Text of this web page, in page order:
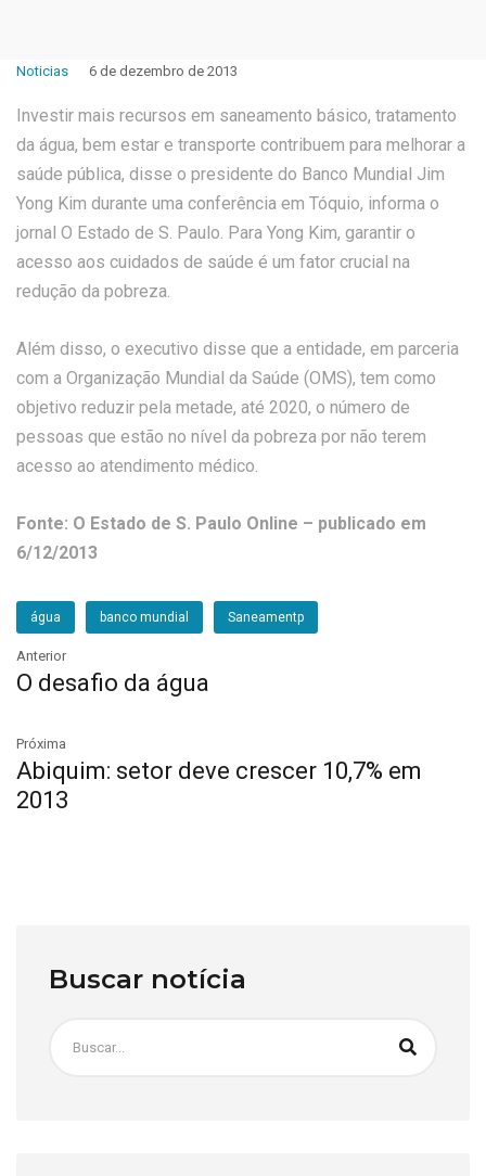
Noticias 6 de dezembro de 2013
Investir mais recursos em saneamento básico, tratamento
da água, bem estar e transporte contribuem para melhorar a
saúde pública, disse o presidente do Banco Mundial Jim
Yong Kim durante uma conferência em Tóquio, informa o
jornal O Estado de S. Paulo. Para Yong Kim, garantir o
acesso aos cuidados de saúde é um fator crucial na
redução da pobreza.
Além disso, o executivo disse que a entidade, em parceria
com a Organização Mundial da Saúde (OMS), tem como
objetivo reduzir pela metade, até 2020, o número de
pessoas que estão no nível da pobreza por não terem
acesso ao atendimento médico.
Fonte: O Estado de S. Paulo Online – publicado em
6/12/2013
água banco mundial Saneamentp
Anterior
O desafio da água
Próxima
Abiquim: setor deve crescer 10,7% em
2013
Buscar notícia